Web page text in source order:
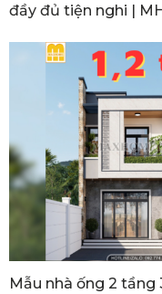
đầy đủ tiện nghi |
Mẫu nhà ống 2